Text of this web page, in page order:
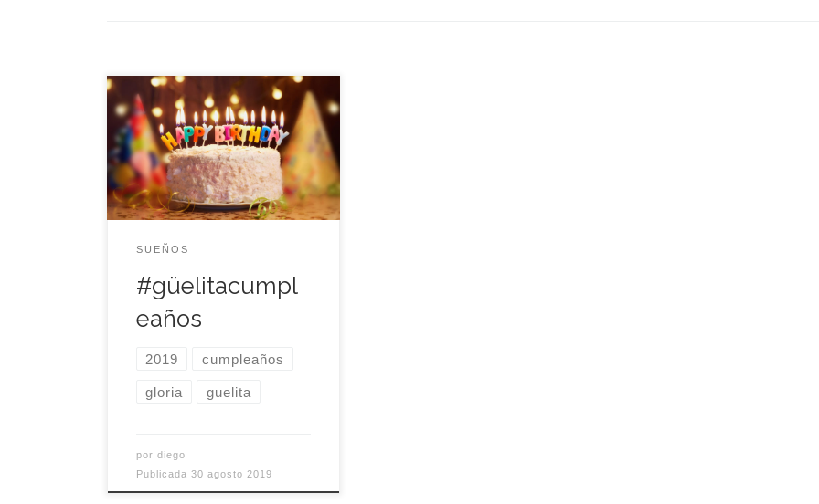
SUEÑOS
#güelitacumpl
eaños
2019 cumpleaños
gloria guelita
por diego
Publicada 30 agosto 2019